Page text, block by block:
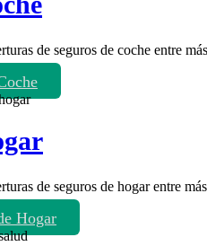
de seguros de coche entre
de seguros de hogar entre
Hogar